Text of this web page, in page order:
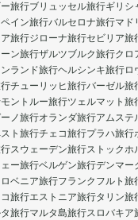
旅行ブリュッセル旅行ギリシ
イン旅行バルセロナ旅行マド
旅行ジローナ旅行セビリア旅
ン旅行ザルツブルク旅行クロ
ランド旅行ヘルシンキ旅行ロ
チューリッヒ旅行バーゼル旅
モントルー旅行ツェルマット旅
ノ旅行オランダ旅行アムステ
ト旅行チェコ旅行プラハ旅行
スウェーデン旅行ストックホ
ー旅行ベルゲン旅行デンマー
ベニア旅行フランクフルト旅
旅行エストニア旅行タリン旅
旅行マルタ島旅行スロバキア